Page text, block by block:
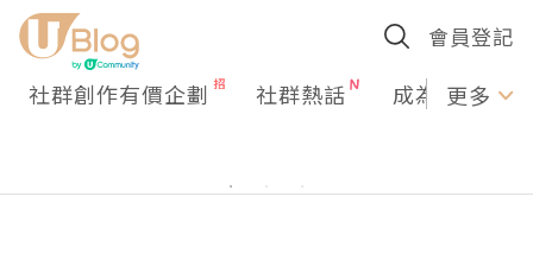
會員登記
社群創作有價企劃 社群熱話 成為U更多